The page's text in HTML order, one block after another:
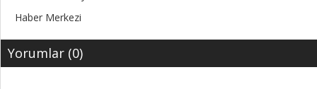
Haber Merkezi
Yorumlar (0)